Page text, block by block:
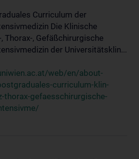
Curriculum der
Die Klinische
Thorax-, Gefäßchirurgische
der Universitätsklin...
web/en/about-
curriculum-klin-
thorax-gefaesschirurgische-